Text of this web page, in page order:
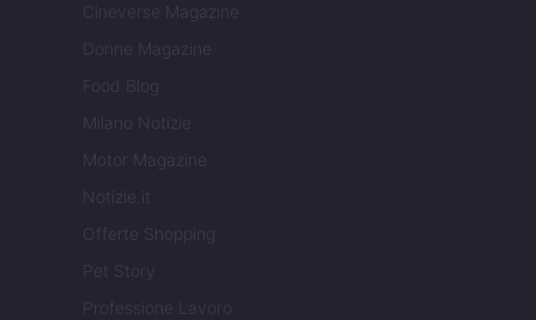
Cineverse Magazine
Donne Magazine
Food Blog
Milano Notizie
Motor Magazine
Notizie.it
Offerte Shopping
Pet Story
Professione Lavoro